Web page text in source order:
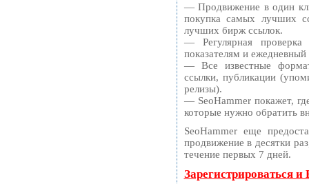
— Продвижение в один
покупка самых лучших
лучших бирж ссылок.
— Регулярная
показателям и ежедневный
— Все известные
ссылки, публикации
релизы).
— SeoHammer покажет,
которые нужно обратить
SeoHammer еще
продвижение в десятки
течение первых 7 дней.
Зарегистрироваться